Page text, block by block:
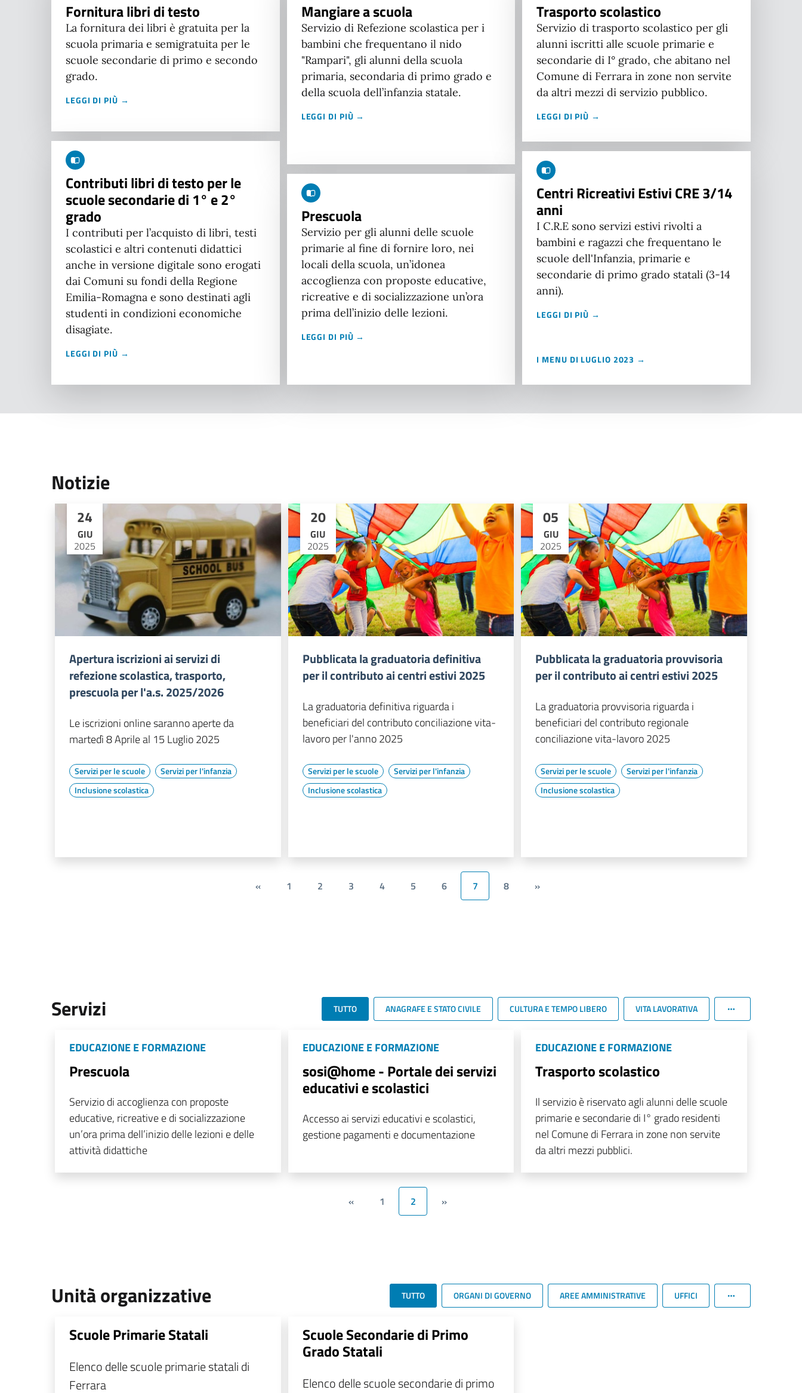
Fornitura libri di testo
La fornitura dei libri è gratuita per la
scuola primaria e semigratuita per le
scuole secondarie di primo e secondo
grado.
LEGGI DI PIÙ →
Contributi libri di testo per le
scuole secondarie di 1° e 2°
grado
I contributi per l’acquisto di libri, testi
scolastici e altri contenuti didattici
anche in versione digitale sono erogati
dai Comuni su fondi della Regione
Emilia-Romagna e sono destinati agli
studenti in condizioni economiche
disagiate.
LEGGI DI PIÙ →
Mangiare a scuola
Servizio di Refezione scolastica per i
bambini che frequentano il nido
"Rampari", gli alunni della scuola
primaria, secondaria di primo grado e
della scuola dell’infanzia statale.
LEGGI DI PIÙ →
Prescuola
Servizio per gli alunni delle scuole
primarie al fine di fornire loro, nei
locali della scuola, un’idonea
accoglienza con proposte educative,
ricreative e di socializzazione un’ora
prima dell’inizio delle lezioni.
LEGGI DI PIÙ →
Trasporto scolastico
Servizio di trasporto scolastico per gli
alunni iscritti alle scuole primarie e
secondarie di I° grado, che abitano nel
Comune di Ferrara in zone non servite
da altri mezzi di servizio pubblico.
LEGGI DI PIÙ →
Centri Ricreativi Estivi CRE 3/14
anni
I C.R.E sono servizi estivi rivolti a
bambini e ragazzi che frequentano le
scuole dell'Infanzia, primarie e
secondarie di primo grado statali (3-14
anni).
LEGGI DI PIÙ →
I MENU DI LUGLIO 2023 →
Notizie
24
GIU
2025
Apertura iscrizioni ai servizi di
refezione scolastica, trasporto,
prescuola per l'a.s. 2025/2026
Le iscrizioni online saranno aperte da
martedì 8 Aprile al 15 Luglio 2025
Servizi per le scuole
Servizi per l'infanzia
Inclusione scolastica
20
GIU
2025
Pubblicata la graduatoria definitiva
per il contributo ai centri estivi 2025
La graduatoria definitiva riguarda i
beneficiari del contributo conciliazione vita-
lavoro per l'anno 2025
Servizi per le scuole
Servizi per l'infanzia
Inclusione scolastica
05
GIU
2025
Pubblicata la graduatoria provvisoria
per il contributo ai centri estivi 2025
La graduatoria provvisoria riguarda i
beneficiari del contributo regionale
conciliazione vita-lavoro 2025
Servizi per le scuole
Servizi per l'infanzia
Inclusione scolastica
« 1 2 3 4 5 6 7 8 »
Servizi TUTTO ANAGRAFE E STATO CIVILE CULTURA E TEMPO LIBERO VITA LAVORATIVA
EDUCAZIONE E FORMAZIONE
Prescuola
Servizio di accoglienza con proposte
educative, ricreative e di socializzazione
un’ora prima dell’inizio delle lezioni e delle
attività didattiche
EDUCAZIONE E FORMAZIONE
sosi@home - Portale dei servizi
educativi e scolastici
Accesso ai servizi educativi e scolastici,
gestione pagamenti e documentazione
EDUCAZIONE E FORMAZIONE
Trasporto scolastico
Il servizio è riservato agli alunni delle scuole
primarie e secondarie di I° grado residenti
nel Comune di Ferrara in zone non servite
da altri mezzi pubblici.
« 1 2 »
Unità organizzative TUTTO ORGANI DI GOVERNO AREE AMMINISTRATIVE UFFICI
Scuole Primarie Statali
Elenco delle scuole primarie statali di
Ferrara
Scuole Secondarie di Primo
Grado Statali
Elenco delle scuole secondarie di primo